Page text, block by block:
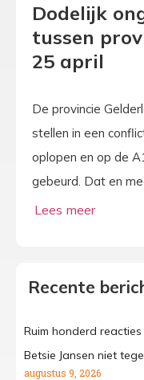
Dodelijk
tussen
25 april
De provincie
stellen in een
oplopen en op de
gebeurd. Dat en
Recente
Ruim honderd
Betsie Jansen niet
augustus 9, 2026